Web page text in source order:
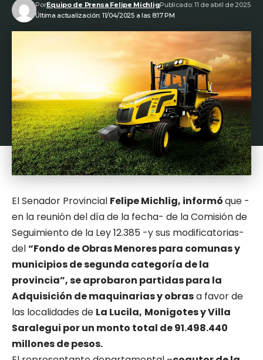
Última actualización: 11/04/2025 a las 8:17 PM
PorEquipo de Prensa Felipe MichligPublicado: 11 de abril de 2025
El Senador Provincial Felipe Michlig, informóque -
en la reunión del día de la fecha- de la Comisión de
Seguimiento de la Ley 12.385 -y sus modificatorias-
del“Fondo de Obras Menores para comunas y
municipios de segunda categoría de la
provincia”, se aprobaron partidas para la
Adquisición de maquinarias y obrasa favor de
las localidades de La Lucila, Monigotes y Villa
Saralegui por un monto total de 91.498.440
millones de pesos.